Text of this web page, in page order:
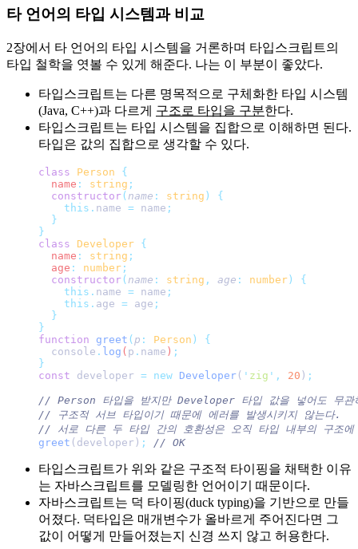
타 언어의 타입 시스템과 비교
2장에서 타 언어의 타입 시스템을 거론하며 타입스크립트의
타입 철학을 엿볼 수 있게 해준다. 나는 이 부분이 좋았다.
타입스크립트는 다른 명목적으로 구체화한 타입 시스템
(Java, C++)과 다르게 구조로 타입을 구분한다.
타입스크립트는 타입 시스템을 집합으로 이해하면 된다.
타입은 값의 집합으로 생각할 수 있다.
class Person {
  name
: string ;
  constructor
( name : string )
{
    this.
name = name ;
  }
}
class Developer {
  name
: string ;
  age
: number ;
  constructor
( name : string , age : number)
{
    this.
name = name ;
    this.
age = age ;
  }
}
function greet ( p : Person )
{
  console
. log ( p . name ) ;
}
const developer = new Developer ( ' zig ' , 20 ) ;
// Person 타입을 받지만 Developer 타입 값을 넣어도 무관
// 구조적 서브 타입이기 때문에 에러를 발생시키지 않는다.
// 서로 다른 두 타입 간의 호환성은 오직 타입 내부의 구조에
greet (developer) ; // OK
타입스크립트가 위와 같은 구조적 타이핑을 채택한 이유
는 자바스크립트를 모델링한 언어이기 때문이다.
자바스크립트는 덕 타이핑(duck typing)을 기반으로 만들
어졌다. 덕타입은 매개변수가 올바르게 주어진다면 그
값이 어떻게 만들어졌는지 신경 쓰지 않고 허용한다.